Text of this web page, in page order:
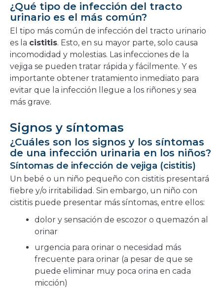
¿Qué tipo de infección del tracto
urinario es el más común?
El tipo más común de infección del tracto urinario
es la cistitis. Esto, en su mayor parte, solo causa
incomodidad y molestias. Las infecciones de la
vejiga se pueden tratar rápida y fácilmente. Y es
importante obtener tratamiento inmediato para
evitar que la infección llegue a los riñones y sea
más grave.
Signos y síntomas
¿Cuáles son los signos y los síntomas
de una infección urinaria en los niños?
Síntomas de infección de vejiga (cistitis)
Un bebé o un niño pequeño con cistitis presentará
fiebre y/o irritabilidad. Sin embargo, un niño con
cistitis puede presentar más síntomas, entre ellos:
dolor y sensación de escozor o quemazón al
orinar
urgencia para orinar o necesidad más
frecuente para orinar (a pesar de que se
puede eliminar muy poca orina en cada
micción)